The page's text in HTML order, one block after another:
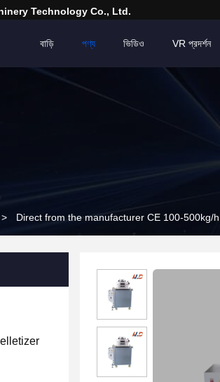
Technology Co., Ltd.
বাড়ি পণ্য ভিডিও VR প্রদর্শন
> Direct from the manufacturer CE 100-500kg/
Pelletizer